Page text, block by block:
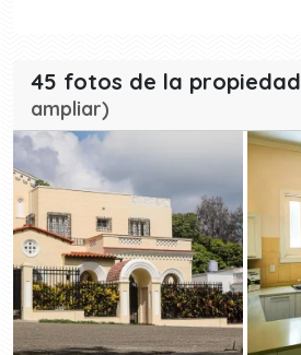
45 fotos de la propiedad
ampliar)